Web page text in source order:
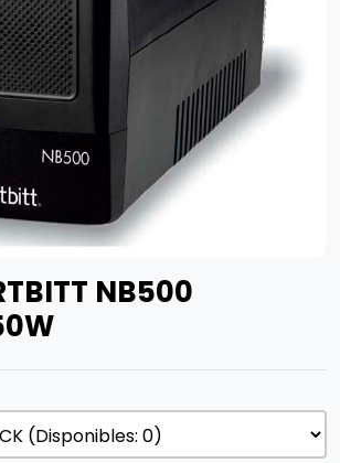
NB500